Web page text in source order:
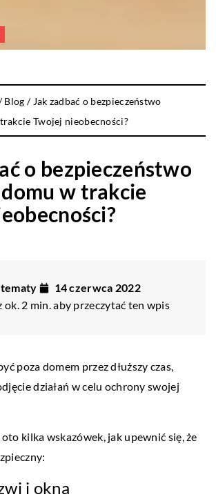
Blog / Jak zadbać o bezpieczeństwo
Twojej nieobecności?
o bezpieczeństwo
w trakcie
14 czerwca 2022
ok. 2 min. aby przeczytać ten wpis
poza domem przez dłuższy czas,
działań w celu ochrony swojej
kilka wskazówek, jak upewnić się, że
i okna